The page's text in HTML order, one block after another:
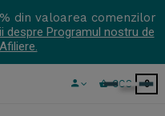
din valoarea comenzilor
despre Programul nostru de
COS 0